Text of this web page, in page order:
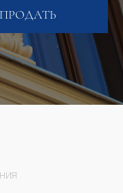
ПРОДАТЬ